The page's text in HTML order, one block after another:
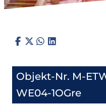
Objekt-Nr. M-
WE04-1OGre